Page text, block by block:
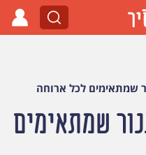
שמתאימים